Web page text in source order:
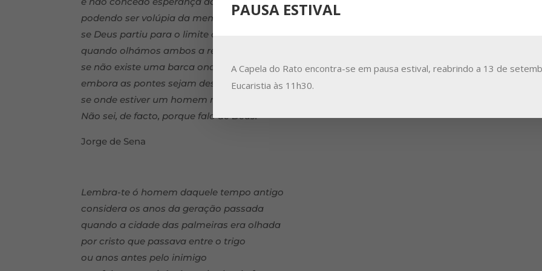
podendo ser volúpia da memória livre;
se Deus partiu para o limite da vida
quando olhámos ambos a realidade das coisas;
se não existe uma barca onde o rumo se invente,
embora as pontes sejam dessas barcas;
se onde estiver um homem não estará outro homem.
Não sei, de facto, porque falo de Deus.
Jorge de Sena
Lembra-te ó homem daquele tempo antigo
considera os anos da geração passada
quando a cidade das palmeiras era olhada
por cristo que passava entre o trigo
ou anos antes pelo inimigo
PAUSA ESTIVAL
A Capela do Rato encontra-se em pausa estival, reabrindo a 13 de
Eucaristia às 11h30.